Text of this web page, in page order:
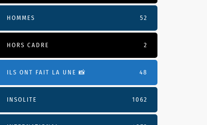
HOMMES 52
HORS CADRE 2
ILS ONT FAIT LA UNE 📸 48
INSOLITE 1062